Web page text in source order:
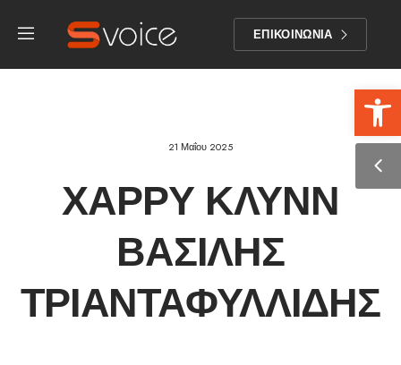
ΕΠΙΚΟΙΝΩΝΙΑ
21 Μαΐου 2025
ΧΑΡΡΥ ΚΛΥΝΝ
ΒΑΣΊΛΗΣ
ΤΡΙΑΝΤΑΦΥΛΛΊΔΗΣ